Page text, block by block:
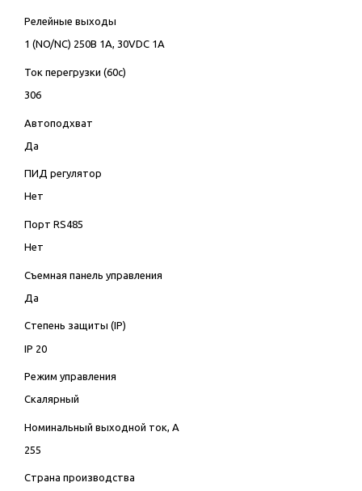
Релейные выходы
1 (NO/NC) 250В 1А, 30VDC 1А
Ток перегрузки (60с)
306
Автоподхват
Да
ПИД регулятор
Нет
Порт RS485
Нет
Съемная панель управления
Да
Степень защиты (IP)
IP 20
Режим управления
Скалярный
Номинальный выходной ток, А
255
Страна производства